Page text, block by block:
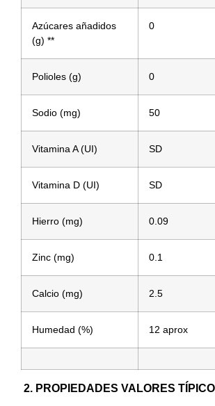
Azúcares añadidos
(g) **
0
Polioles (g) 0
Sodio (mg) 50
Vitamina A (UI) SD
Vitamina D (UI) SD
Hierro (mg) 0.09
Zinc (mg) 0.1
Calcio (mg) 2.5
Humedad (%) 12 aprox
2. PROPIEDADES VALORES